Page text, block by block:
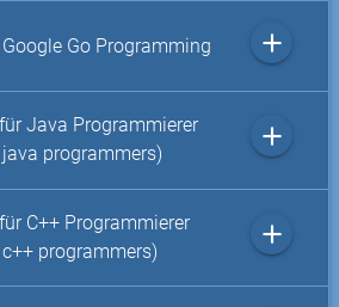
Go Programming add
Java Programmierer
programmers)
add
C++ Programmierer
programmers)
add